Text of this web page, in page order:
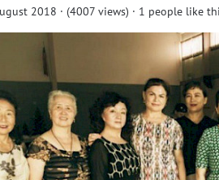
2018 · (4007 views) · 1 people like